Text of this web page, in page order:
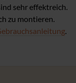
sehr effektreich.
zu montieren.